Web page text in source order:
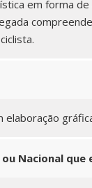
em forma
elaboração
Nacional